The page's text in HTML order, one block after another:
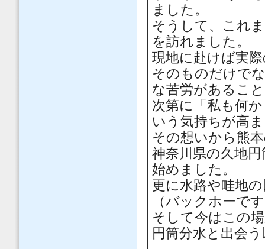
ました。
そうして、これ
を訪れました。
現地に赴けば実
そのものだけで
な苦労があるこ
次第に「私も何
いう気持ちが高
その想いから熊
神奈川県の久地
始めました。
更に水路や畦地
（バックホーで
そして今はこの
円筒分水と出会